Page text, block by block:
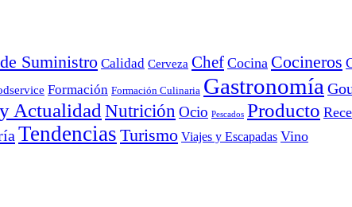
Suministro Calidad Cerveza Chef Cocina Cocineros
Formación Formación Culinaria Gastronomía
Actualidad Nutrición Ocio Pescados Producto
Tendencias Turismo Viajes y Escapadas Vino